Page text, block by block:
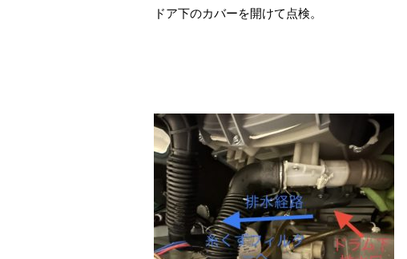
ドア下のカバーを開けて点検。